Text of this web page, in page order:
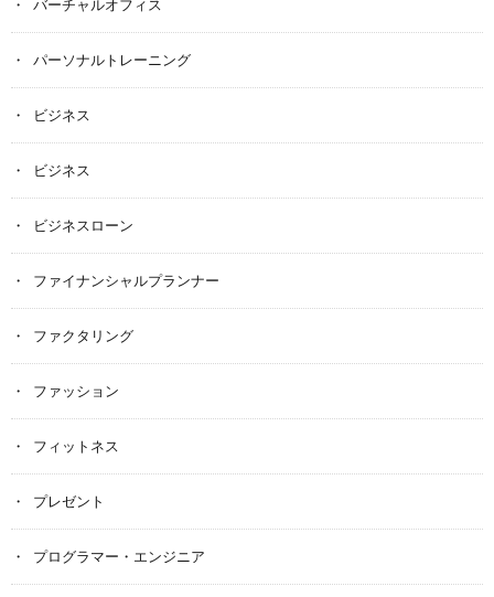
バーチャルオフィス
パーソナルトレーニング
ビジネス
ビジネス
ビジネスローン
ファイナンシャルプランナー
ファクタリング
ファッション
フィットネス
プレゼント
プログラマー・エンジニア